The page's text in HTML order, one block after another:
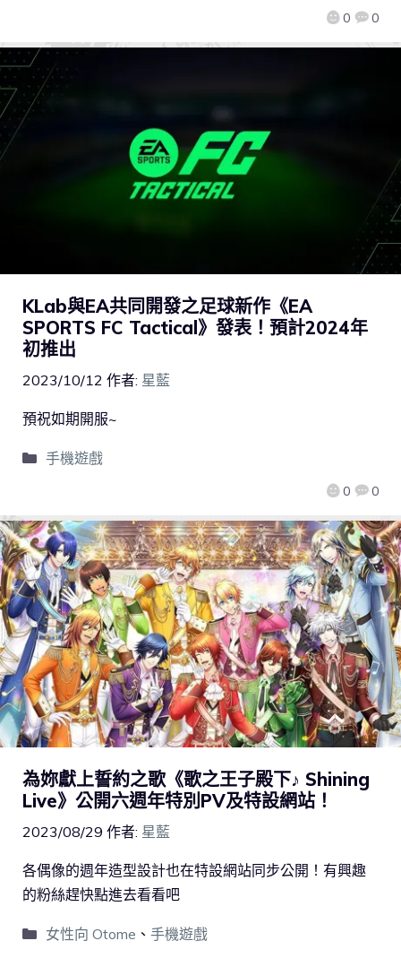
0 0
KLab與EA共同開發之足球新作《EA
SPORTS FC Tactical》發表！預計2024年
初推出
2023/10/12 作者: 星藍
0 0
預祝如期開服~
手機遊戲
為妳獻上誓約之歌《歌之王子殿下♪ Shining
Live》公開六週年特別PV及特設網站！
2023/08/29 作者: 星藍
各偶像的週年造型設計也在特設網站同步公開！有興趣
的粉絲趕快點進去看看吧
女性向 Otome 、 手機遊戲